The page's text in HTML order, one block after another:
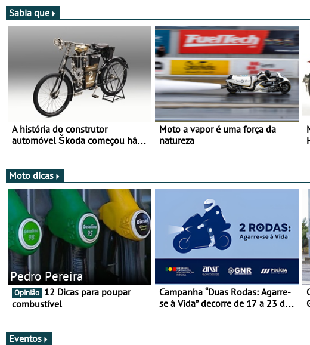
Sabia que
A história do construtor
automóvel Škoda começou há
Moto a vapor é uma força da
natureza
Moto dicas
Pedro Pereira
Opinião
combustível
Campanha “Duas Rodas: Agarre-
se à Vida” decorre de 17 a 23 de
Eventos